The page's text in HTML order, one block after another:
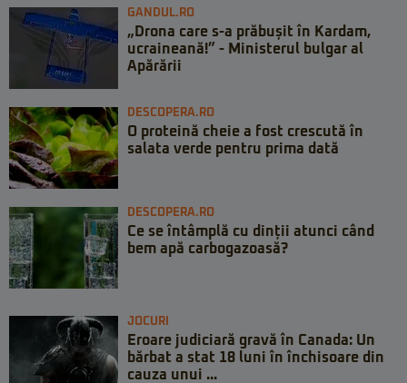
GANDUL.RO
„Drona care s-a prăbușit în Kardam,
ucraineană!” - Ministerul bulgar al
Apărării
DESCOPERA.RO
O proteină cheie a fost crescută în
salata verde pentru prima dată
DESCOPERA.RO
Ce se întâmplă cu dinții atunci când
bem apă carbogazoasă?
JOCURI
Eroare judiciară gravă în Canada: Un
bărbat a stat 18 luni în închisoare din
cauza unui ...